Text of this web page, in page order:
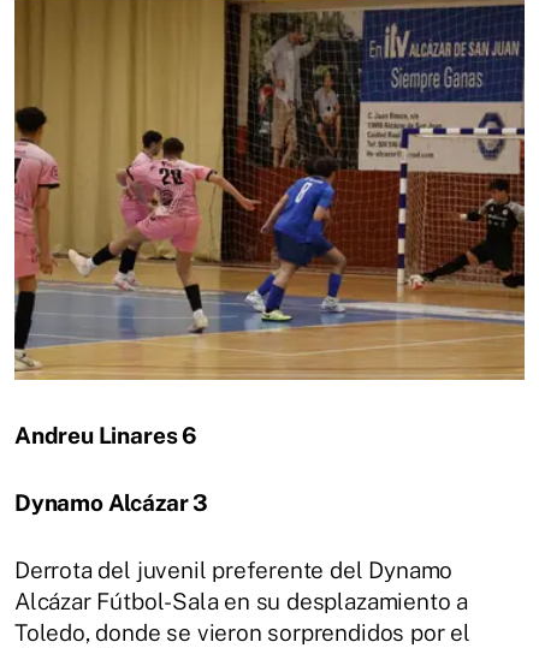
Andreu Linares 6
Dynamo Alcázar 3
Derrota del juvenil preferente del Dynamo
Alcázar Fútbol-Sala en su desplazamiento a
Toledo, donde se vieron sorprendidos por el